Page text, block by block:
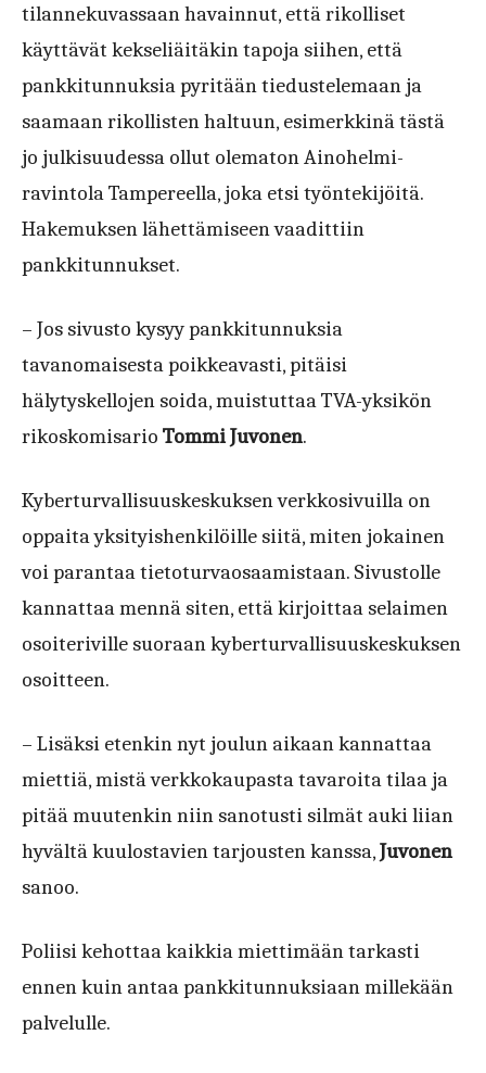
tilannekuvassaan havainnut, että rikolliset
käyttävät kekseliäitäkin tapoja siihen, että
pankkitunnuksia pyritään tiedustelemaan ja
saamaan rikollisten haltuun, esimerkkinä tästä
jo julkisuudessa ollut olematon Ainohelmi-
ravintola Tampereella, joka etsi työntekijöitä.
Hakemuksen lähettämiseen vaadittiin
pankkitunnukset.
– Jos sivusto kysyy pankkitunnuksia
tavanomaisesta poikkeavasti, pitäisi
hälytyskellojen soida, muistuttaa TVA-yksikön
rikoskomisario Tommi Juvonen.
Kyberturvallisuuskeskuksen verkkosivuilla on
oppaita yksityishenkilöille siitä, miten jokainen
voi parantaa tietoturvaosaamistaan. Sivustolle
kannattaa mennä siten, että kirjoittaa selaimen
osoiteriville suoraan kyberturvallisuuskeskuksen
osoitteen.
– Lisäksi etenkin nyt joulun aikaan kannattaa
miettiä, mistä verkkokaupasta tavaroita tilaa ja
pitää muutenkin niin sanotusti silmät auki liian
hyvältä kuulostavien tarjousten kanssa,Juvonen
sanoo.
Poliisi kehottaa kaikkia miettimään tarkasti
ennen kuin antaa pankkitunnuksiaan millekään
palvelulle.